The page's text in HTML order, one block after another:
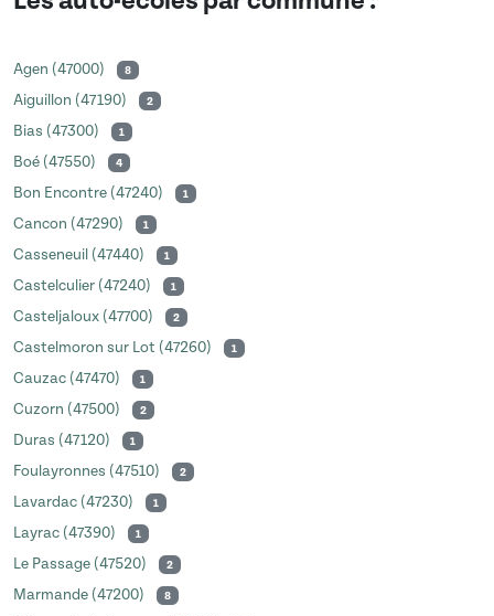
Agen (47000) 8
Aiguillon (47190) 2
Bias (47300) 1
Boé (47550) 4
Bon Encontre (47240) 1
Cancon (47290) 1
Casseneuil (47440) 1
Castelculier (47240) 1
Casteljaloux (47700) 2
Castelmoron sur Lot (47260) 1
Cauzac (47470) 1
Cuzorn (47500) 2
Duras (47120) 1
Foulayronnes (47510) 2
Lavardac (47230) 1
Layrac (47390) 1
Le Passage (47520) 2
Marmande (47200) 8